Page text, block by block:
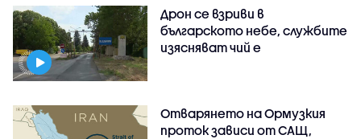
Дрон се взриви в
българското небе, службите
изясняват чий е
Отварянето на Ормузкия
проток зависи от САЩ,